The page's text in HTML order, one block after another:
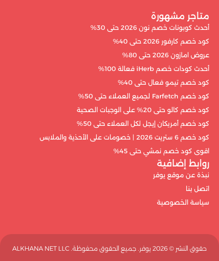
متاجر مشهورة
أحدث كوبونات خصم نون 2026 حتى 30%
كود خصم كارفور 2026 حتى 40%
عروض امازون 2026 حتى 80%
أحدث كودات خصم iHerb فعالة 100%
كود خصم تيمو فعال حتى 40%
كود خصم Farfetch لجميع العملاء حتى 50%
كود خصم كالو حتى 20% على الوجبات الصحية
كود خصم أمريكان إيجل لكل العملاء حتى 50%
كود خصم 6 ستريت 2026 | خصومات على الأحذية والملابس
اقوى كود خصم نمشي حتى 45%
روابط إضافية
نبذة عن موقع يوفر
اتصل بنا
سياسة الخصوصية
حقوق النشر ©️ 2026 يوفر. جميع الحقوق محفوظة. ALKHANA NET LLC